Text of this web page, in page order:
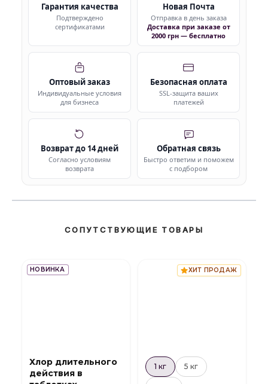
Гарантия качества
Подтверждено
сертификатами
Новая Почта
Отправка в день заказа
Доставка при заказе от
2000 грн — бесплатно
Оптовый заказ
Индивидуальные условия
для бизнеса
Безопасная оплата
SSL-защита ваших
платежей
Возврат до 14 дней
Согласно условиям
возврата
Обратная связь
Быстро ответим и поможем
с подбором
СОПУТСТВУЮЩИЕ ТОВАРЫ
НОВИНКА
Хлор длительного
действия в
ХИТ ПРОДАЖ
1 кг 5 кг